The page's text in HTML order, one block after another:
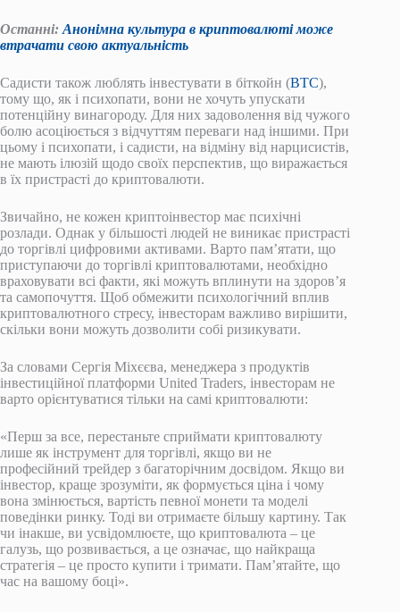
Останні: Анонімна культура в криптовалюті може
втрачати свою актуальність
Садисти також люблять інвестувати в біткойн (BTC),
тому що, як і психопати, вони не хочуть упускати
потенційну винагороду. Для них задоволення від чужого
болю асоціюється з відчуттям переваги над іншими. При
цьому і психопати, і садисти, на відміну від нарцисистів,
не мають ілюзій щодо своїх перспектив, що виражається
в їх пристрасті до криптовалюти.
Звичайно, не кожен криптоінвестор має психічні
розлади. Однак у більшості людей не виникає пристрасті
до торгівлі цифровими активами. Варто пам’ятати, що
приступаючи до торгівлі криптовалютами, необхідно
враховувати всі факти, які можуть вплинути на здоров’я
та самопочуття. Щоб обмежити психологічний вплив
криптовалютного стресу, інвесторам важливо вирішити,
скільки вони можуть дозволити собі ризикувати.
За словами Сергія Міхєєва, менеджера з продуктів
інвестиційної платформи United Traders, інвесторам не
варто орієнтуватися тільки на самі криптовалюти:
«Перш за все, перестаньте сприймати криптовалюту
лише як інструмент для торгівлі, якщо ви не
професійний трейдер з багаторічним досвідом. Якщо ви
інвестор, краще зрозуміти, як формується ціна і чому
вона змінюється, вартість певної монети та моделі
поведінки ринку. Тоді ви отримаєте більшу картину. Так
чи інакше, ви усвідомлюєте, що криптовалюта – це
галузь, що розвивається, а це означає, що найкраща
стратегія – це просто купити і тримати. Пам’ятайте, що
час на вашому боці».